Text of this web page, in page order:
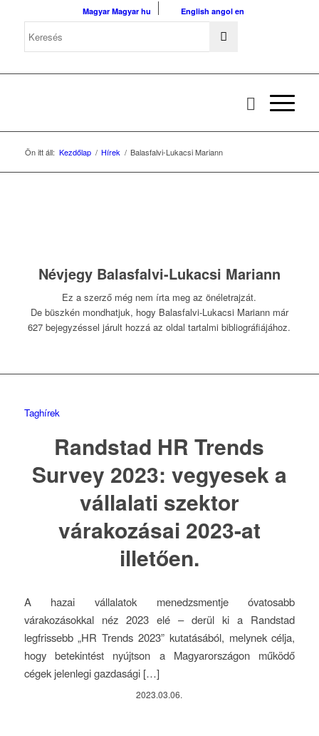
Magyar Magyar hu English angol en
Ön itt áll: Kezdőlap / Hírek / Balasfalvi-Lukacsi Mariann
Névjegy Balasfalvi-Lukacsi Mariann
Ez a szerző még nem írta meg az önéletrajzát.
De büszkén mondhatjuk, hogy Balasfalvi-Lukacsi Mariannmár
627 bejegyzéssel járult hozzá az oldal tartalmi bibliográfiájához.
Taghírek
Randstad HR Trends
Survey 2023: vegyesek a
vállalati szektor
várakozásai 2023-at
illetően.
A hazai vállalatok menedzsmentje óvatosabb
várakozásokkal néz 2023 elé – derül ki a Randstad
legfrissebb „HR Trends 2023” kutatásából, melynek célja,
hogy betekintést nyújtson a Magyarországon működő
cégek jelenlegi gazdasági […]
2023.03.06.